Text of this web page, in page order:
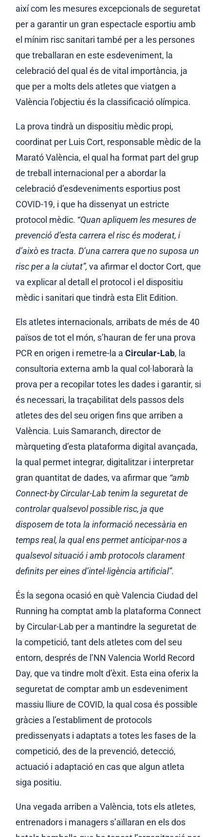
així com les mesures excepcionals de seguretat
per a garantir un gran espectacle esportiu amb
el mínim risc sanitari també per a les persones
que treballaran en este esdeveniment, la
celebració del qual és de vital importància, ja
que per a molts dels atletes que viatgen a
València l’objectiu és la classificació olímpica.
La prova tindrà un dispositiu mèdic propi,
coordinat per Luis Cort, responsable mèdic de la
Marató València, el qual ha format part del grup
de treball internacional per a abordar la
celebració d’esdeveniments esportius post
COVID-19, i que ha dissenyat un estricte
protocol mèdic. “Quan apliquem les mesures de
prevenció d’esta carrera el risc és moderat, i
d’això es tracta. D’una carrera que no suposa un
risc per a la ciutat”, va afirmar el doctor Cort, que
va explicar al detall el protocol i el dispositiu
mèdic i sanitari que tindrà esta Elit Edition.
Els atletes internacionals, arribats de més de 40
països de tot el món, s’hauran de fer una prova
PCR en origen i remetre-la a Circular-Lab, la
consultoria externa amb la qual col·laborarà la
prova per a recopilar totes les dades i garantir, si
és necessari, la traçabilitat dels passos dels
atletes des del seu origen fins que arriben a
València. Luis Samaranch, director de
màrqueting d’esta plataforma digital avançada,
la qual permet integrar, digitalitzar i interpretar
gran quantitat de dades, va afirmar que “amb
Connect-by Circular-Lab tenim la seguretat de
controlar qualsevol possible risc, ja que
disposem de tota la informació necessària en
temps real, la qual ens permet anticipar-nos a
qualsevol situació i amb protocols clarament
definits per eines d’intel·ligència artificial”.
És la segona ocasió en què Valencia Ciudad del
Running ha comptat amb la plataforma Connect
by Circular-Lab per a mantindre la seguretat de
la competició, tant dels atletes com del seu
entorn, després de l’NN Valencia World Record
Day, que va tindre molt d’èxit. Esta eina oferix la
seguretat de comptar amb un esdeveniment
massiu lliure de COVID, la qual cosa és possible
gràcies a l’establiment de protocols
predissenyats i adaptats a totes les fases de la
competició, des de la prevenció, detecció,
actuació i adaptació en cas que algun atleta
siga positiu.
Una vegada arriben a València, tots els atletes,
entrenadors i managers s’aïllaran en els dos